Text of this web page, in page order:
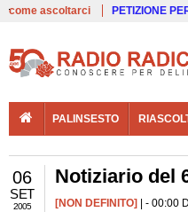
come ascoltarci PETIZIONE
PALINSESTO
06
SET
2005
Notiziario del
[NON DEFINITO] | - 00:00